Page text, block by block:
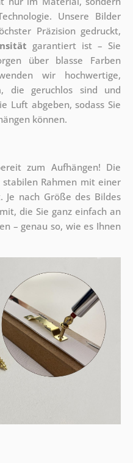
Unsere Bilder
Präzision gedruckt,
garantiert ist – Sie
über blasse Farben
wir hochwertige,
, die geruchlos sind und
Luft abgeben, sodass Sie
können.
zum Aufhängen! Die
Rahmen mit einer
nach Größe des Bildes
die Sie ganz einfach an
– genau so, wie es Ihnen